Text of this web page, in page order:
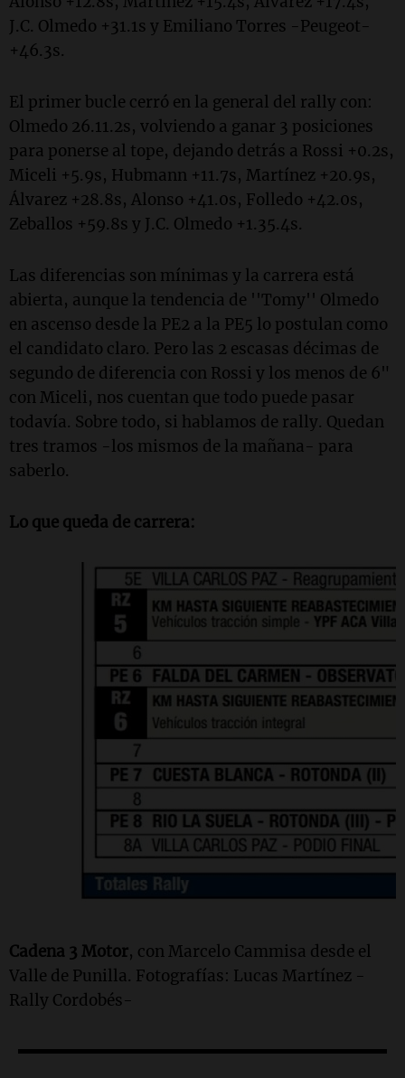
J.C. Olmedo +31.1s y Emiliano Torres -Peugeot-
+46.3s.
El primer bucle cerró en la general del rally con:
Olmedo 26.11.2s, volviendo a ganar 3 posiciones
para ponerse al tope, dejando detrás a Rossi +0.2s,
Miceli +5.9s, Hubmann +11.7s, Martínez +20.9s,
Álvarez +28.8s, Alonso +41.0s, Folledo +42.0s,
Zeballos +59.8s y J.C. Olmedo +1.35.4s.
Las diferencias son mínimas y la carrera está
abierta, aunque la tendencia de ''Tomy'' Olmedo
en ascenso desde la PE2 a la PE5 lo postulan como
el candidato claro. Pero las 2 escasas décimas de
segundo de diferencia con Rossi y los menos de 6"
con Miceli, nos cuentan que todo puede pasar
todavía. Sobre todo, si hablamos de rally. Quedan
tres tramos -los mismos de la mañana- para
saberlo.
Lo que queda de carrera:
Cadena 3 Motor, con Marcelo Cammisa desde el
Valle de Punilla. Fotografías: Lucas Martínez -
Rally Cordobés-